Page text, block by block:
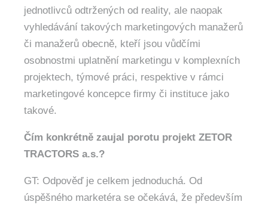
jednotlivců odtržených od reality, ale naopak
vyhledávání takových marketingových manažerů
či manažerů obecně, kteří jsou vůdčími
osobnostmi uplatnění marketingu v komplexních
projektech, týmové práci, respektive v rámci
marketingové koncepce firmy či instituce jako
takové.
Čím konkrétně zaujal porotu projekt ZETOR
TRACTORS a.s.?
GT: Odpověď je celkem jednoduchá. Od
úspěšného marketéra se očekává, že především